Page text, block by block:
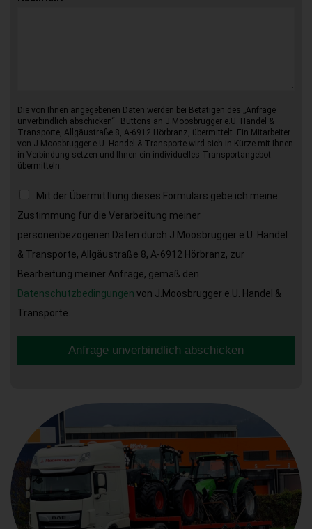
Die von Ihnen angegebenen Daten werden bei Betätigen des „Anfrage
unverbindlich abschicken“–Buttons an J.Moosbrugger e.U. Handel &
Transporte, Allgäustraße 8, A-6912 Hörbranz, übermittelt. Ein Mitarbeiter
von J.Moosbrugger e.U. Handel & Transporte wird sich in Kürze mit Ihnen
in Verbindung setzen und Ihnen ein individuelles Transportangebot
übermitteln.
Mit der Übermittlung dieses Formulars gebe ich meine
Zustimmung für die Verarbeitung meiner
personenbezogenen Daten durch J.Moosbrugger e.U. Handel
& Transporte, Allgäustraße 8, A-6912 Hörbranz, zur
Bearbeitung meiner Anfrage, gemäß den
Datenschutzbedingungen von J.Moosbrugger e.U. Handel &
Transporte.
Anfrage unverbindlich abschicken